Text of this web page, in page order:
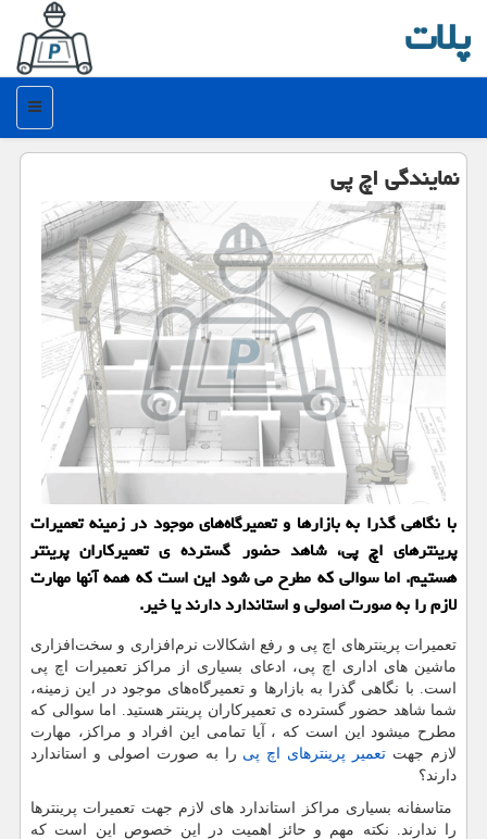
پلات
منو
نمایندگی اچ پی
با نگاهی گذرا به بازارها و تعمیرگاه‌های موجود در زمینه تعمیرات
پرینترهای اچ پی، شاهد حضور گسترده ی تعمیركاران پرینتر
هستیم. اما سوالی كه مطرح می شود این است كه همه آنها مهارت
لازم را به صورت اصولی و استاندارد دارند یا خیر.
تعمیرات پرینترهای اچ پی و رفع اشکالات نرم‌افزاری و سخت‌افزاری
ماشین های اداری اچ پی، ادعای بسیاری از مراکز تعمیرات اچ پی
است. با نگاهی گذرا به بازارها و تعمیرگاه‌های موجود در این زمینه،
شما شاهد حضور گسترده ی تعمیرکاران پرینتر هستید. اما سوالی که
مطرح میشود این است که ، آیا تمامی این افراد و مراکز، مهارت
لازم جهت تعمیر پرینترهای اچ پی را به صورت اصولی و استاندارد
دارند؟
متاسفانه بسیاری مراکز استاندارد های لازم جهت تعمیرات پرینترها
را ندارند. نکته مهم و حائز اهمیت در این خصوص این است که